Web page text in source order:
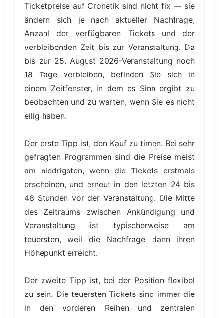
Ticketpreise auf Cronetik sind nicht fix — sie
ändern sich je nach aktueller Nachfrage,
Anzahl der verfügbaren Tickets und der
verbleibenden Zeit bis zur Veranstaltung. Da
bis zur 25. August 2026-Veranstaltung noch
18 Tage verbleiben, befinden Sie sich in
einem Zeitfenster, in dem es Sinn ergibt zu
beobachten und zu warten, wenn Sie es nicht
eilig haben.
Der erste Tipp ist, den Kauf zu timen. Bei sehr
gefragten Programmen sind die Preise meist
am niedrigsten, wenn die Tickets erstmals
erscheinen, und erneut in den letzten 24 bis
48 Stunden vor der Veranstaltung. Die Mitte
des Zeitraums zwischen Ankündigung und
Veranstaltung ist typischerweise am
teuersten, weil die Nachfrage dann ihren
Höhepunkt erreicht.
Der zweite Tipp ist, bei der Position flexibel
zu sein. Die teuersten Tickets sind immer die
in den vorderen Reihen und zentralen